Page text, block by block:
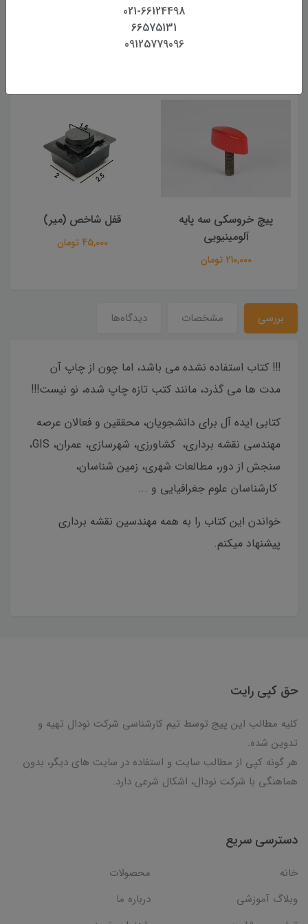
پیچ خروسکی سه پایه
آلومینیویی
210,000 تومان
قفل شاخص (میر)
45,000 تومان
بررسی مشخصات دیدگاه‌ها
!!! کتاب استفاده نشده می باشد، اما چون از چاپ آن
مدت ها می گذرد، مانند کتب تازه چاپ شده، نو نیست!!!
کتابی ایده آل برای دانشجویان، محققین و فعالان عرصه
مهندسی نقشه برداری، کشاورزی، شهرسازی، عمران، GIS،
سنجش از دور، مطالعات شهری، زمین شناسان،
کارشناسان علوم جغرافیایی و ...
خواندن این کتاب را به همه مهندسین نقشه برداری
پیشنهاد میکنم.
حق کپی رایت
کلیه مطالب این پیج توسط تیم کارشناسی شرکت نودال تهیه و
تدوین شده.
هر گونه کپی از مطالب سایت و استفاده در سایت های دیگر، بدون
هماهنگی با شرکت نودال، اشکال شرعی دارد.
دسترسی سریع
خانه
محصولات
وبلاگ آموزشی
درباره ما
021-66124498
66575131
09125779096